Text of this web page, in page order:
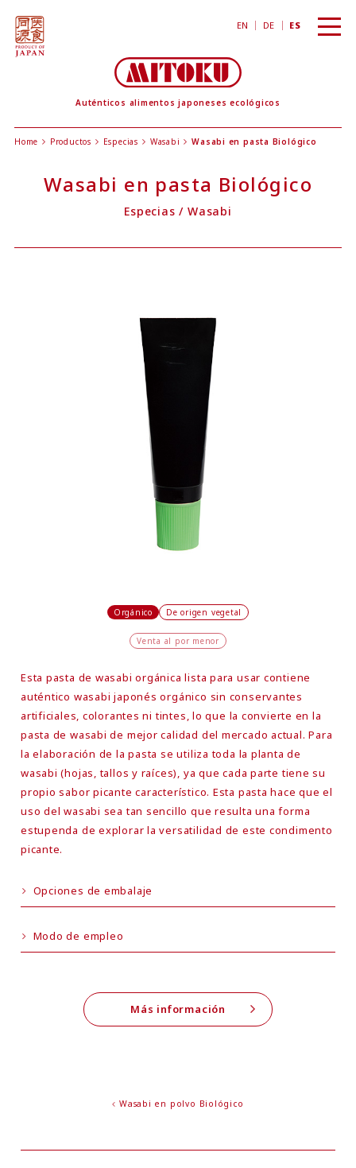
Auténticos alimentos japoneses ecológicos
EN DE ES
toggle
Home Productos Especias Wasabi Wasabi en pasta Biológico
Wasabi en pasta Biológico
Especias / Wasabi
Orgánico De origen vegetal
Venta al por menor
Esta pasta de wasabi orgánica lista para usar contiene
auténtico wasabi japonés orgánico sin conservantes
artificiales, colorantes ni tintes, lo que la convierte en la
pasta de wasabi de mejor calidad del mercado actual. Para
la elaboración de la pasta se utiliza toda la planta de
wasabi (hojas, tallos y raíces), ya que cada parte tiene su
propio sabor picante característico. Esta pasta hace que el
uso del wasabi sea tan sencillo que resulta una forma
estupenda de explorar la versatilidad de este condimento
picante.
Opciones de embalaje
Modo de empleo
Más información
Wasabi en polvo Biológico